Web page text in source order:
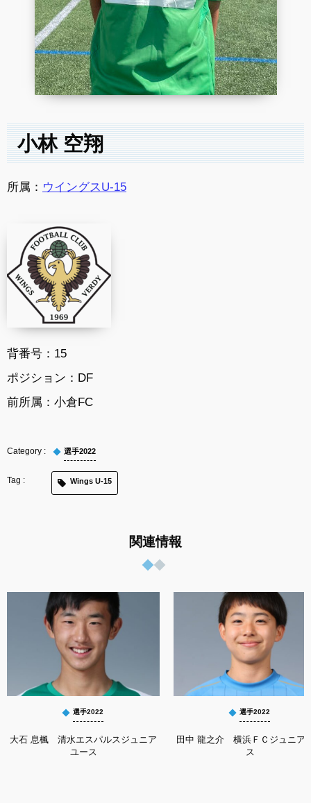
小林 空翔
所属： ウイングスU-15
背番号：15
ポジション：DF
前所属：小倉FC
選手2022
Wings U-15
関連情報
選手2022
大石 息楓 清水エスパルスジュニア
ユース
選手2022
田中 龍之介 横浜ＦＣジュニア
ス